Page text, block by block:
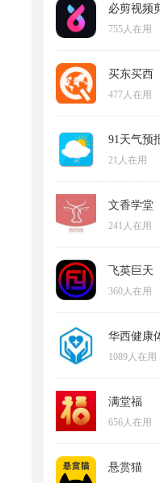
必剪视频
755人在用
买东买西
477人在用
91天气预
21人在用
文香学堂
241人在用
飞英巨天
360人在用
华西健康
1089人在用
满堂福
656人在用
悬赏猫